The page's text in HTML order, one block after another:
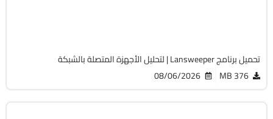
تحميل برنامج Lansweeper | لتحليل الأجهزة المتصلة بالشبكة
376 MB
08/06/2026